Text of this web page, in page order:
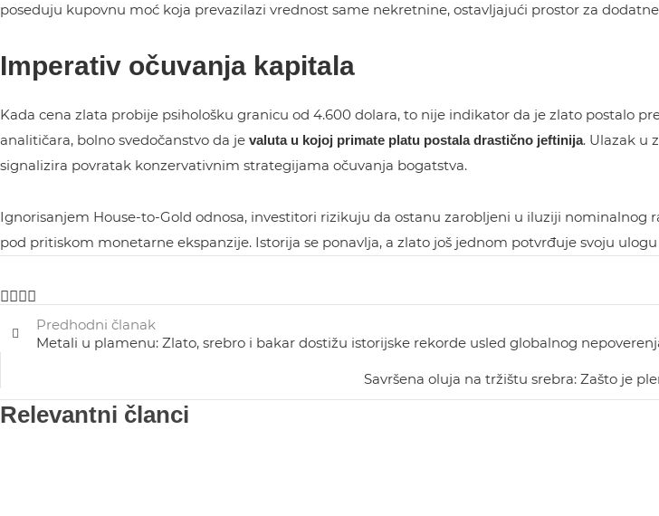
poseduju kupovnu moć koja prevazilazi vrednost same nekretnine, ostavljajući prostor za
Imperativ očuvanja kapitala
Kada cena zlata probije psihološku granicu od 4.600 dolara, to nije indikator da je zlato postalo
analitičara, bolno svedočanstvo da je valuta u kojoj primate platu postala drastično jeftinija. Ulazak u
signalizira povratak konzervativnim strategijama očuvanja bogatstva.
Ignorisanjem House-to-Gold odnosa, investitori rizikuju da ostanu zarobljeni u iluziji nominalnog
pod pritiskom monetarne ekspanzije. Istorija se ponavlja, a zlato još jednom potvrđuje svoju
Predhodni članak
Metali u plamenu: Zlato, srebro i bakar dostižu istorijske rekorde usled globalnog
Savršena oluja na tržištu srebra: Zašto je
Relevantni članci